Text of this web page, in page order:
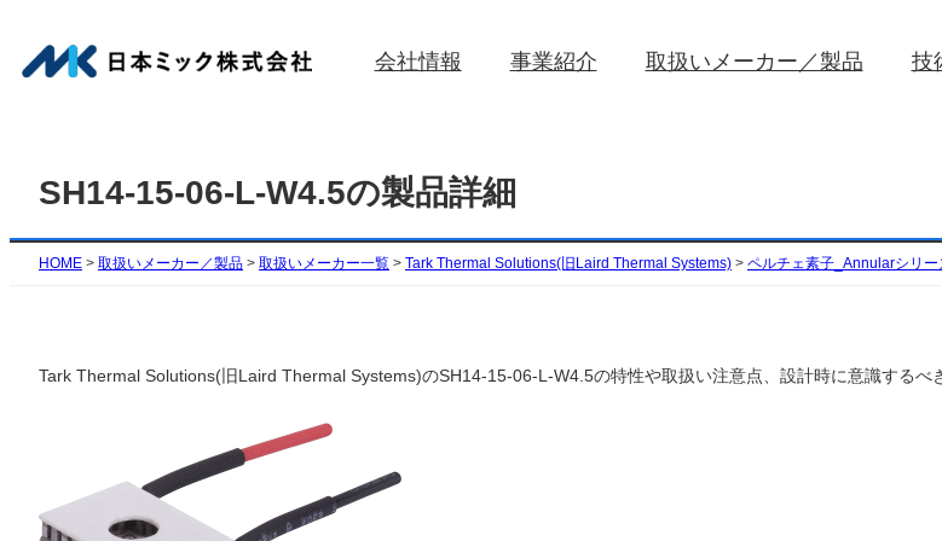
を
会社情報 事業紹介 取扱いメーカー／製品 技
SH14-15-06-L-W4.5の製品詳細
HOME > 取扱いメーカー／製品 > 取扱いメーカー一覧 > Tark Thermal Solutions(旧Laird Thermal Systems) > ペルチェ素子_Annularシリー
Tark Thermal Solutions(旧Laird Thermal Systems)のSH14-15-06-L-W4.5の特性や取扱い注意点、設計時に意識するべ